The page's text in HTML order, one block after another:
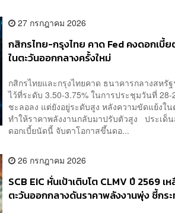
27 กรกฎาคม 2026
กสิกรไทย-กรุงไทย คาด Fed คงดอกเบี้
ในตะวันออกกลางครั้งใหม่
กสิกรไทยและกรุงไทยคาด ธนาคารกลางสหรั
ไว้ที่ระดับ 3.50-3.75% ในการประชุมวันที่
ชะลอลง แต่ยังอยู่ระดับสูง หลังความขัดแย้งใ
ทำให้ราคาพลังงานกลับมาปรับตัวสูง ประเด็
ดอกเบี้ยนัดนี้ จับตาโอกาสขึ้นดอ...
26 กรกฎาคม 2026
SCB EIC หั่นเป้าเติบโต CLMV ปี 2569
ตะวันออกกลางดันราคาพลังงานพุ่ง ชี้กร